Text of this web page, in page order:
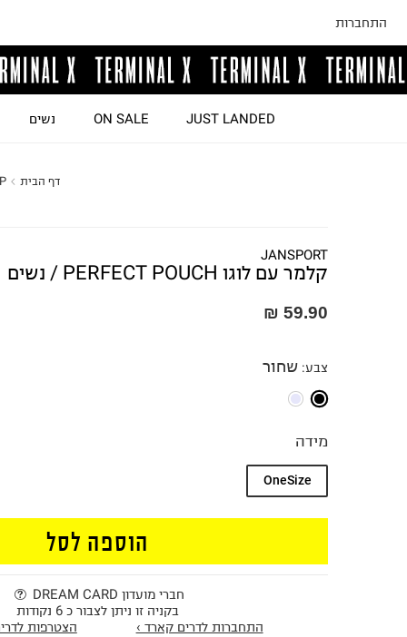
התחברות
JUST LANDED
ON SALE נשים
דף הבית
JANSPORT
קלמר עם לוגו PERFECT POUCH / נשים
59.90 ₪
צבע: שחור
מידה
OneSize
הוספה לסל
חברי מועדון DREAM CARD
בקניה זו ניתן לצבור כ 6 נקודות
התחברות לדרים קארד ›
הצטרפות